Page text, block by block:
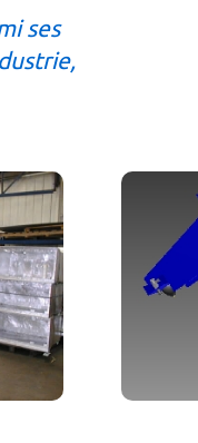
ses